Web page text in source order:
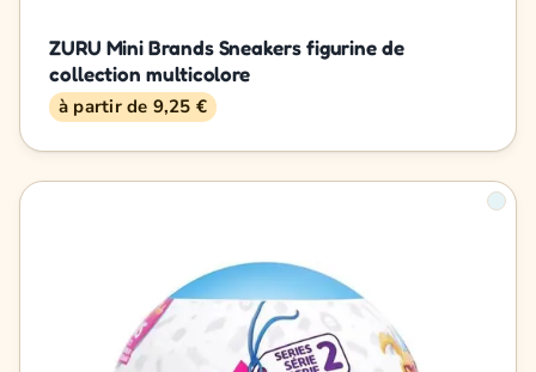
ZURU Mini Brands Sneakers figurine de
collection multicolore
à partir de 9,25 €